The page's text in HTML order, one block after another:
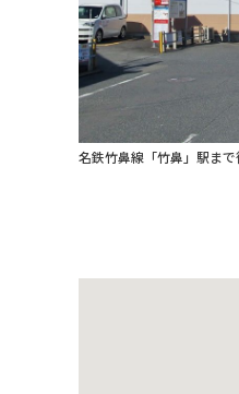
名鉄竹鼻線「竹鼻」駅ま